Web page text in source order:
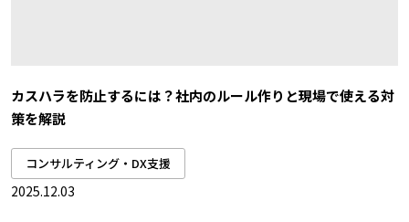
カスハラを防止するには？社内のルール作りと現場で使える対
策を解説
コンサルティング・DX支援
2025.12.03